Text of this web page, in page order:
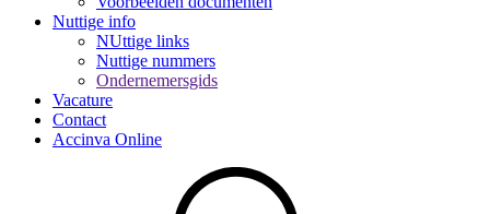
Nuttige info
NUttige links
Nuttige nummers
Ondernemersgids
Vacature
Contact
Accinva Online